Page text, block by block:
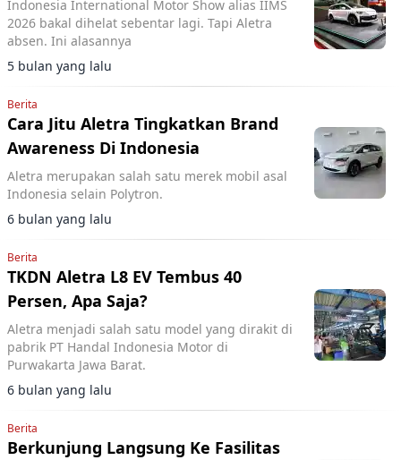
Indonesia International Motor Show alias IIMS
2026 bakal dihelat sebentar lagi. Tapi Aletra
absen. Ini alasannya
5 bulan yang lalu
Berita
Cara Jitu Aletra Tingkatkan Brand
Awareness Di Indonesia
Aletra merupakan salah satu merek mobil asal
Indonesia selain Polytron.
6 bulan yang lalu
Berita
TKDN Aletra L8 EV Tembus 40
Persen, Apa Saja?
Aletra menjadi salah satu model yang dirakit di
pabrik PT Handal Indonesia Motor di
Purwakarta Jawa Barat.
6 bulan yang lalu
Berita
Berkunjung Langsung Ke Fasilitas